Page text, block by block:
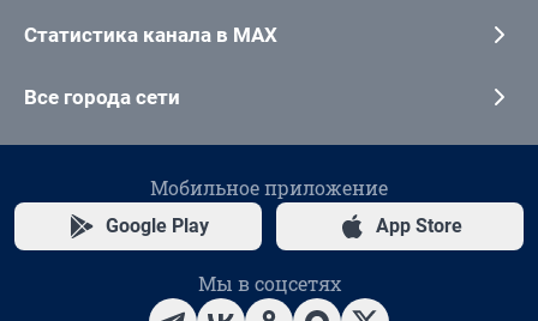
Статистика канала в MAX
Все города сети
Мобильное приложение
Google Play App Store
Мы в соцсетях